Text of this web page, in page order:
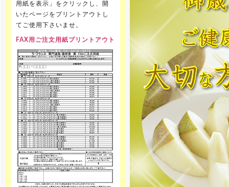
用紙を表示」をクリックし、開
いたページをプリントアウトし
てご使用下さいませ。
FAX用ご注文用紙プリントアウト